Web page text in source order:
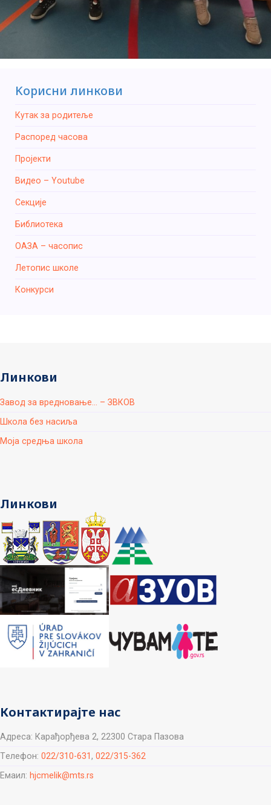
Kорисни линкови
Кутак за родитеље
Распоред часова
Пројекти
Видео – Youtube
Секције
Библиотека
ОАЗА – часопис
Летопис школе
Конкурси
Линкови
Завод за вредновање... – ЗВКОВ
Школа без насиља
Моја средња школа
Линкови
Контактирајте нас
Aдреса: Карађорђева 2, 22300 Стара Пазова
Tелефон: 022/310-631, 022/315-362
Емаил: hjcmelik@mts.rs